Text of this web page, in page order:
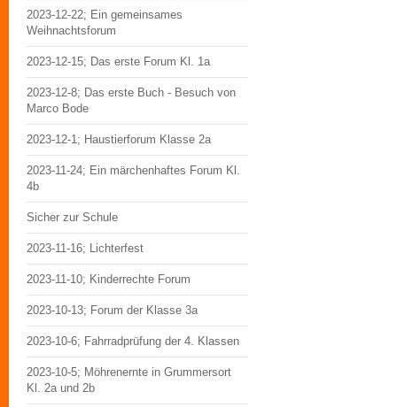
2023-12-22; Ein gemeinsames
Weihnachtsforum
2023-12-15; Das erste Forum Kl. 1a
2023-12-8; Das erste Buch - Besuch von
Marco Bode
2023-12-1; Haustierforum Klasse 2a
2023-11-24; Ein märchenhaftes Forum Kl.
4b
Sicher zur Schule
2023-11-16; Lichterfest
2023-11-10; Kinderrechte Forum
2023-10-13; Forum der Klasse 3a
2023-10-6; Fahrradprüfung der 4. Klassen
2023-10-5; Möhrenernte in Grummersort
Kl. 2a und 2b